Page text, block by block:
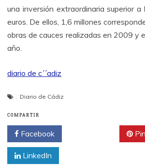
una inversión extraordinaria superior a
euros. De ellos, 1,6 millones
obras de cauces realizadas en 2009 y
año.
diario de c´´adiz
Diario de Cádiz
COMPARTIR
Facebook
LinkedIn